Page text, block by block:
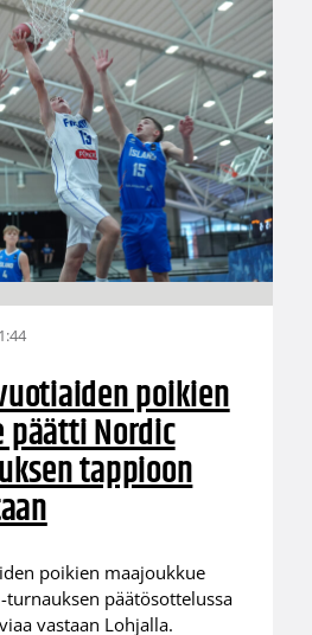
poikien
Nordic
tappioon
poikien maajoukkue
turnauksen päätösottelussa
vastaan Lohjalla.